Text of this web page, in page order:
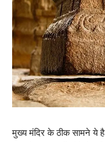
मुख्य मंदिर के ठीक सामने ये